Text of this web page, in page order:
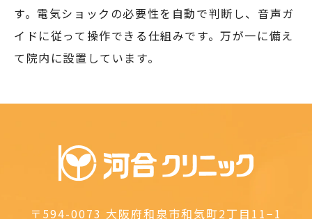
す。電気ショックの必要性を自動で判断し、音声ガ
イドに従って操作できる仕組みです。万が一に備え
て院内に設置しています。
〒594-0073 大阪府和泉市和気町2丁目11−1